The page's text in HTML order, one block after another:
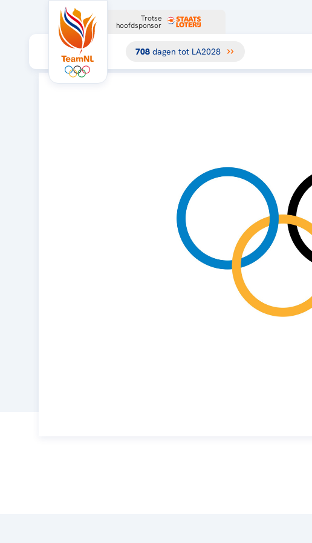
Trotse
hoofdsponsor
708 dagen tot LA2028